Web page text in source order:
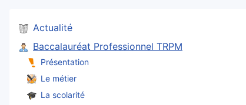
Actualité
Baccalauréat Professionnel TRPM
Présentation
Le métier
La scolarité